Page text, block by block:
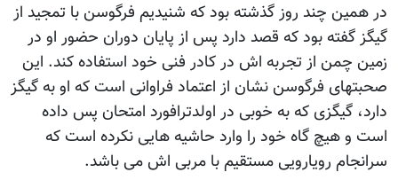
در همین چند روز گذشته بود که شنیدیم فرگوسن با تمجید از
گیگز گفته بود که قصد دارد پس از پایان دوران حضور او در
زمین چمن از تجربه اش در کادر فنی خود استفاده کند. این
صحبتهای فرگوسن نشان از اعتماد فراوانی است که او به گیگز
دارد، گیگزی که به خوبی در اولدترافورد امتحان پس داده
است و هیچ گاه خود را وارد حاشیه هایی نکرده است که
سرانجام رویارویی مستقیم با مربی اش می باشد.